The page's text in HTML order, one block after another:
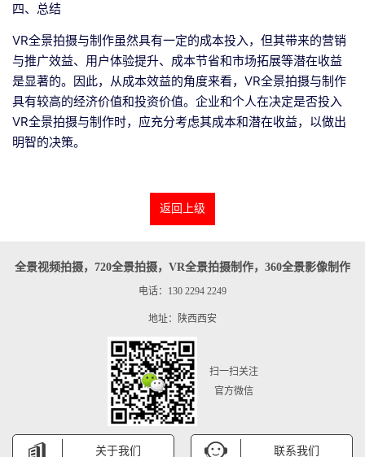
四、总结
VR全景拍摄与制作虽然具有一定的成本投入，但其带来的营销
与推广效益、用户体验提升、成本节省和市场拓展等潜在收益
是显著的。因此，从成本效益的角度来看，VR全景拍摄与制作
具有较高的经济价值和投资价值。企业和个人在决定是否投入
VR全景拍摄与制作时，应充分考虑其成本和潜在收益，以做出
明智的决策。
返回上级
全景视频拍摄，720全景拍摄，VR全景拍摄制作，360全景影像制作
电话：130 2294 2249
地址：陕西西安
扫一扫关注
官方微信
关于我们 联系我们